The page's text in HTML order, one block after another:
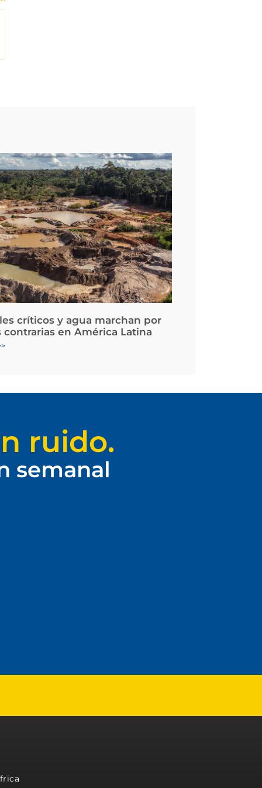
críticos y agua marchan por
contrarias en América Latina
ruido.
semanal